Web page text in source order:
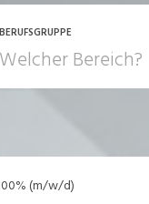
Führungsposition
BERUFSGRUPPE
Transport,
(m/w/d)